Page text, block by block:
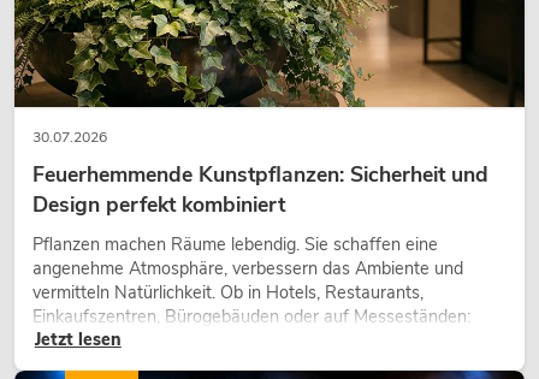
30.07.2026
Feuerhemmende Kunstpflanzen: Sicherheit und
Design perfekt kombiniert
Pflanzen machen Räume lebendig. Sie schaffen eine
angenehme Atmosphäre, verbessern das Ambiente und
vermitteln Natürlichkeit. Ob in Hotels, Restaurants,
Einkaufszentren, Bürogebäuden oder auf Messeständen:
eine hochwertige Begrünung gehört heute längst zum
modernen Raumkonzept.
Jetzt lesen